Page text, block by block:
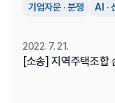
기업자문 · 분쟁 AI ·
[소송] 지역주택조합
2022. 7. 21.